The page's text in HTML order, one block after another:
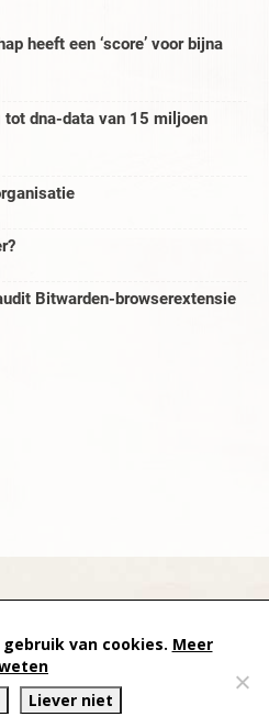
heeft een ‘score’ voor bijna
dna-data van 15 miljoen
Bitwarden-browserextensie
Privacyverklaring
— Logo + graphics by
van cookies. Meer
Liever niet